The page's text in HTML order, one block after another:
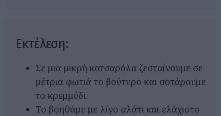
Εκτέλεση:
Σε μια μικρή κατσαρόλα ζεσταίνουμε σε
μέτρια φωτιά το βούτυρο και σοτάρουμε
το κρεμμύδι.
Το βοηθάμε με λίγο αλάτι και ελάχιστο